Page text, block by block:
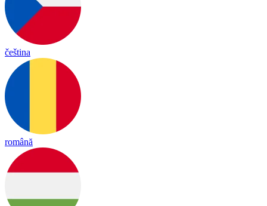
čeština
română